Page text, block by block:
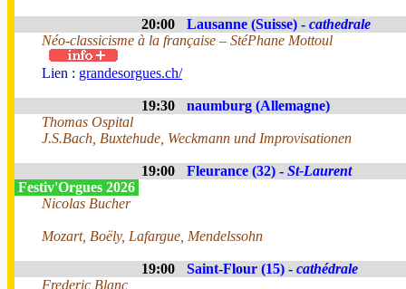
20:00 Lausanne (Suisse) - cathedrale
Néo-classicisme à la française – StéPhane Mottoul
Lien : grandesorgues.ch/
19:30
naumburg (Allemagne)
Thomas Ospital
J.S.Bach, Buxtehude, Weckmann und Improvisationen
19:00 Fleurance (32) - St-Laurent
Festiv'Orgues 2026
Nicolas Bucher
Mozart, Boëly, Lafargue, Mendelssohn
19:00 Saint-Flour (15) - cathédrale
Frederic Blanc